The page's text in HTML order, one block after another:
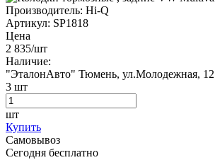
Производитель: Hi-Q
Артикул: SP1818
Цена
2 835/шт
Наличие:
"ЭталонАвто" Тюмень, ул.Молодежная, 12
3 шт
шт
Купить
Самовывоз
Сегодня бесплатно